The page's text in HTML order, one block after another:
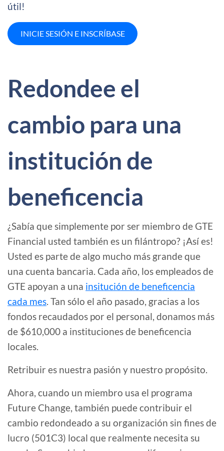
útil!
INICIE SESIÓN E INSCRÍBASE
Redondee el
cambio para una
institución de
beneficencia
¿Sabía que simplemente por ser miembro de GTE
Financial usted también es un filántropo? ¡Así es!
Usted es parte de algo mucho más grande que
una cuenta bancaria. Cada año, los empleados de
GTE apoyan a una insitución de beneficencia
cada mes. Tan sólo el año pasado, gracias a los
fondos recaudados por el personal, donamos más
de $610,000 a instituciones de beneficencia
locales.
Retribuir es nuestra pasión y nuestro propósito.
Ahora, cuando un miembro usa el programa
Future Change, también puede contribuir el
cambio redondeado a su organización sin fines de
lucro (501C3) local que realmente necesita su